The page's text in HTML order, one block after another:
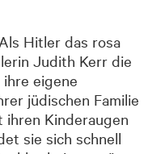
Hitler das rosa
Judith Kerr die
eigene
jüdischen Familie
Kinder­augen
sie sich schnell